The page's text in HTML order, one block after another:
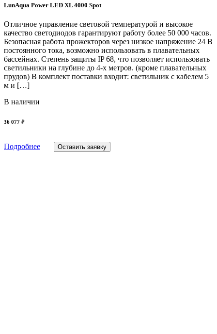
LunAqua Power LED XL 4000 Spot
Отличное управление световой температурой и высокое
качество светодиодов гарантируют работу более 50 000 часов.
Безопасная работа прожекторов через низкое напряжение 24 В
постоянного тока, возможно использовать в плавательных
бассейнах. Степень защиты IP 68, что позволяет использовать
светильники на глубине до 4-х метров. (кроме плавательных
прудов) В комплект поставки входит: светильник с кабелем 5
м и […]
В наличии
36 077 ₽
Подробнее Оставить заявку